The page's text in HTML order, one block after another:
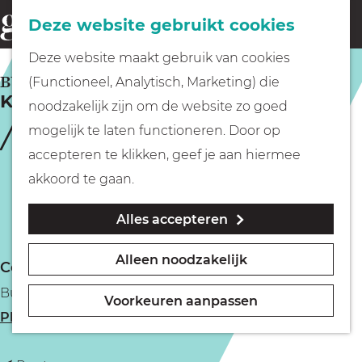
Deze website gebruikt cookies
Deze website maakt gebruik van cookies
(Functioneel, Analytisch, Marketing) die
noodzakelijk zijn om de website zo goed
mogelijk te laten functioneren. Door op
accepteren te klikken, geef je aan hiermee
akkoord te gaan.
Alles accepteren
Alleen noodzakelijk
Voorkeuren aanpassen
G
a
n
a
o
m
e
Fietsen
Wandelen
Geocachen
Naar het museum
o
e
k
e
n
Koopjesdag Bussum
BUSSUM
Contact
Bussum
Plan je routen